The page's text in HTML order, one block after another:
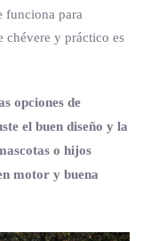
funciona para
chévere y práctico es
opciones de
el buen diseño y la
o hijos
motor y buena